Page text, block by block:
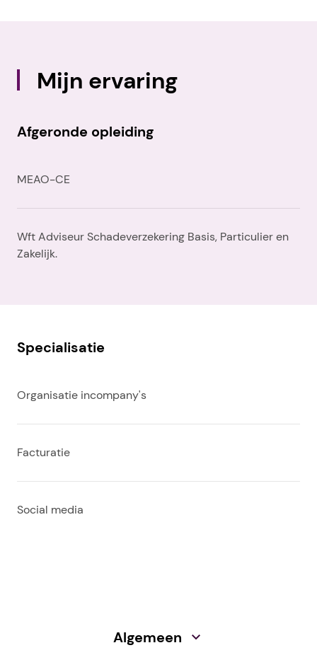
Mijn ervaring
Afgeronde opleiding
MEAO-CE
Wft Adviseur Schadeverzekering Basis, Particulier en
Zakelijk.
Specialisatie
Organisatie incompany's
Facturatie
Social media
Algemeen